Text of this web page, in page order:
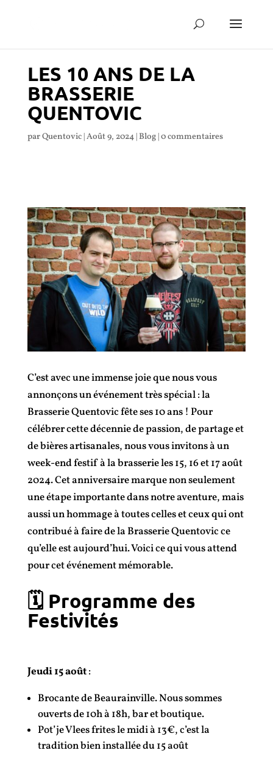
LES 10 ANS DE LA
BRASSERIE
QUENTOVIC
parQuentovic|Août 9, 2024|Blog|0 commentaires
C’est avec une immense joie que nous vous
annonçons un événement très spécial : la
Brasserie Quentovic fête ses 10 ans ! Pour
célébrer cette décennie de passion, de partage et
de bières artisanales, nous vous invitons à un
week-end festif à la brasserie les 15, 16 et 17 août
2024. Cet anniversaire marque non seulement
une étape importante dans notre aventure, mais
aussi un hommage à toutes celles et ceux qui ont
contribué à faire de la Brasserie Quentovic ce
qu’elle est aujourd’hui. Voici ce qui vous attend
pour cet événement mémorable.
🗓️ Programme des
Festivités
Jeudi 15 août:
Brocante de Beaurainville. Nous sommes
ouverts de 10h à 18h, bar et boutique.
Pot’je Vlees frites le midi à 13€, c’est la
tradition bien installée du 15 août